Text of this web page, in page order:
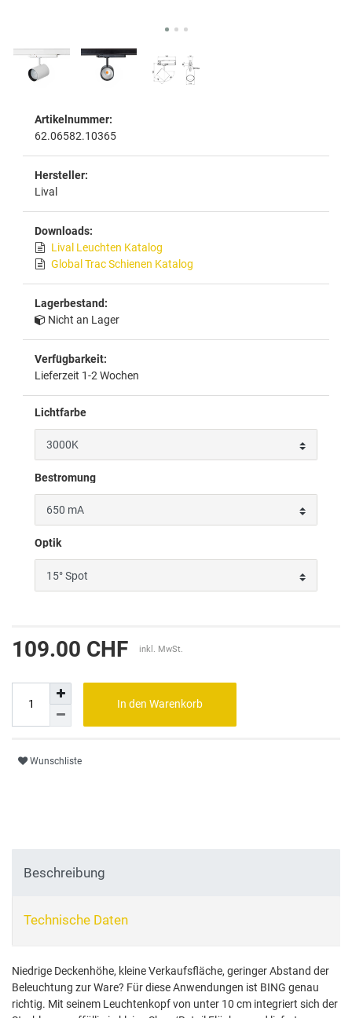
Artikelnummer:
62.06582.10365
Hersteller:
Lival
Downloads:
Lival Leuchten Katalog
Global Trac Schienen Katalog
Lagerbestand:
Nicht an Lager
Verfügbarkeit:
Lieferzeit 1-2 Wochen
Lichtfarbe
Bestromung
Optik
109.00 CHF inkl. MwSt.
In den Warenkorb
Wunschliste
Beschreibung
Technische Daten
Niedrige Deckenhöhe, kleine Verkaufsfläche, geringer Abstand der
Beleuchtung zur Ware? Für diese Anwendungen ist BING genau
richtig. Mit seinem Leuchtenkopf von unter 10 cm integriert sich der